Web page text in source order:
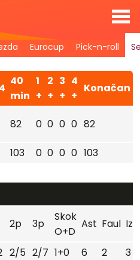
Eurocup Pick-n-roll
40
min
1
+
2
+
3
+
4
+
Konačan
82 0 0 0 0 82
103 0 0 0 0 103
2p 3p
Skok
O+D
Ast Faul Izg
2/5 2/7 1+0 6 2
3